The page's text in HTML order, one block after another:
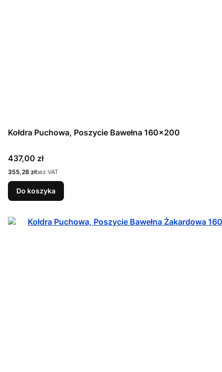
Kołdra Puchowa, Poszycie Bawełna 160x200
Cena
437,00 zł
Cena
355,28 złbez VAT
Do koszyka